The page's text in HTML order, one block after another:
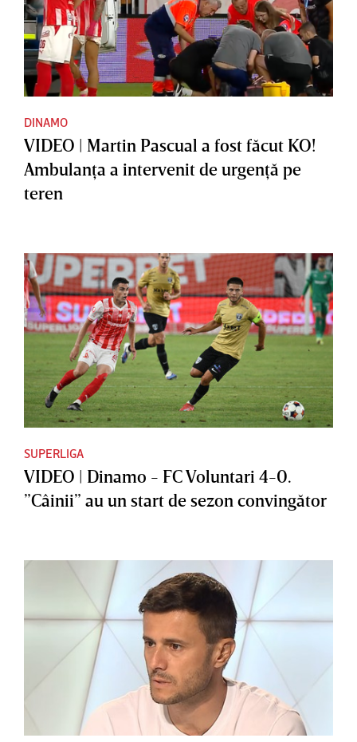
DINAMO
VIDEO | Martin Pascual a fost făcut KO!
Ambulanţa a intervenit de urgenţă pe
teren
SUPERLIGA
VIDEO | Dinamo - FC Voluntari 4-0.
”Câinii” au un start de sezon convingător